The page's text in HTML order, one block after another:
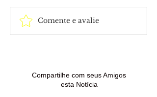
Mega-Sena acumula e
Comente e avalie
Compartilhe com seus Amigos
esta Notícia